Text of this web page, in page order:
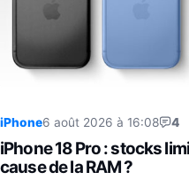
iPhone6 août 2026 à 16:08 4
iPhone 18 Pro : stocks
cause de la RAM ?